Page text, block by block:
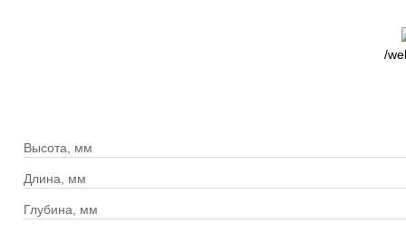
/
Высота, мм
Длина, мм
Глубина, мм